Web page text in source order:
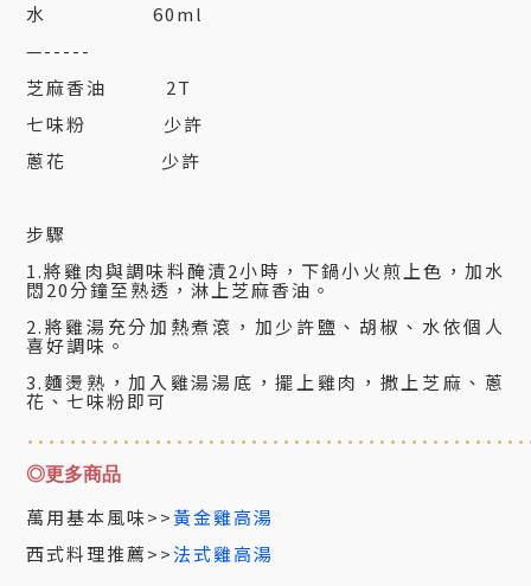
水 60ml
—-----
芝麻香油 2T
七味粉 少許
蔥花 少許
步驟
1.將雞肉與調味料醃漬2小時，下鍋小火煎上色，加水
悶20分鐘至熟透，淋上芝麻香油。
2.將雞湯充分加熱煮滾，加少許鹽、胡椒、水依個人
喜好調味。
3.麵燙熟，加入雞湯湯底，擺上雞肉，撒上芝麻、蔥
花、七味粉即可
...................................
◎更多商品
萬用基本風味>>黃金雞高湯
西式料理推薦>>法式雞高湯